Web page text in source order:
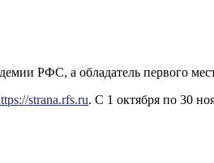
РФС, а обладатель первого
strana.rfs.ru. С 1 октября по 30